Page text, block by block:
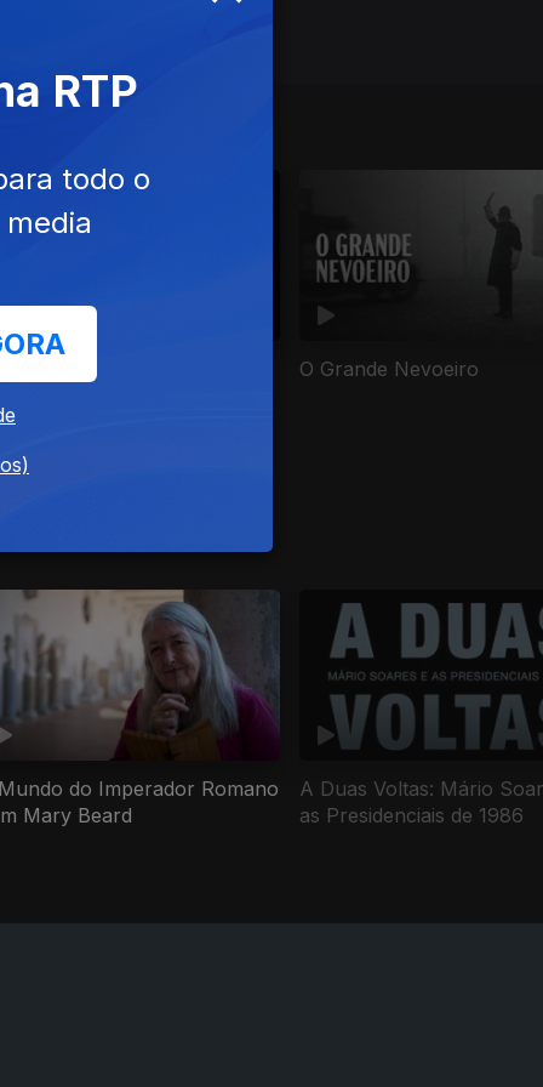
O Grande Nevoeiro
do Imperador Romano
Mary Beard
A Duas Voltas: Mário
as Presidenciais de 1986
RTP
todo o